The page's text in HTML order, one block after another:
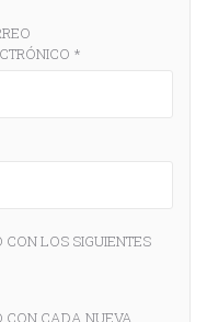
*
CON LOS SIGUIENTES
CON CADA NUEVA